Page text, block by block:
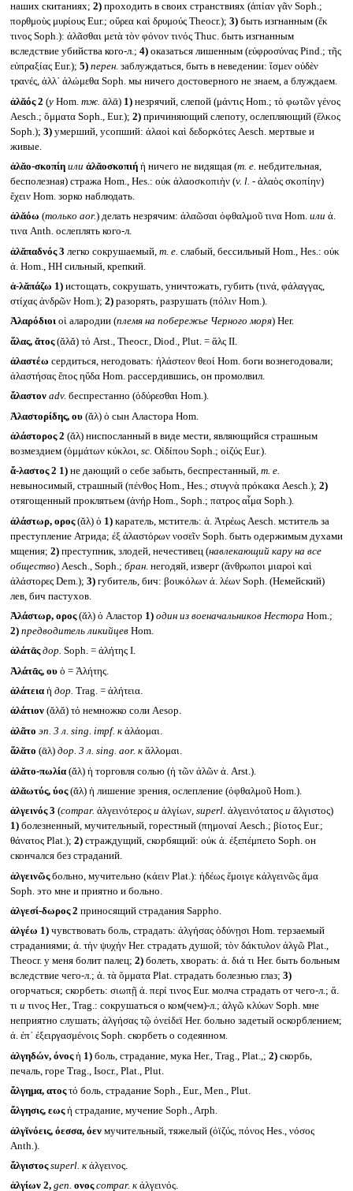
наших скитаниях; 2)проходить в своих странствиях (ἀπίαν γᾶν Soph.;
πορθμοὺς μυρίους Eur.; οὔρεα καὶ δρυμούς Theocr.); 3)быть изгнанным (ἔκ
τινος Soph.): ἀλᾶσθαι μετὰ τὸν φόνον τινός Thuc. быть изгнанным
вследствие убийства кого-л.; 4)оказаться лишенным (εὐφροσύνας Pind.; τῆς
εὐπραξίας Eur.); 5) перен. заблуждаться, быть в неведении: ἴσμεν οὐδὲν
τρανές, ἀλλ᾽ ἀλώμεθα Soph. мы ничего достоверного не знаем, а блуждаем.
ἀλᾰός 2 (уHom. тж. ᾱλᾱ) 1)незрячий, слепой (μάντις Hom.; τὸ φωτῶν γένος
Aesch.; ὄμματα Soph., Eur.); 2)причиняющий слепоту, ослепляющий (ἕλκος
Soph.); 3)умерший, усопший: ἀλαοὶ καὶ δεδορκότες Aesch. мертвые и
живые.
ἀλᾰο-σκοπίη или ἀλᾰοσκοπιή ἡ ничего не видящая (т. е. небдительная,
бесполезная) стража Hom., Hes.: οὐκ ἀλαοσκοπιὴν (v. l. -ἀλαὸς σκοπίην)
ἔχειν Hom. зорко наблюдать.
ἀλᾰόω (только aor.) делать незрячим: ἀλαῶσαι ὀφθαλμοῦ τινα Hom. или ἀ.
τινα Anth. ослеплять кого-л.
ἀλᾰπαδνός 3 легко сокрушаемый, т. е. слабый, бессильный Hom., Hes.: οὐκ
ἀ. Hom., HH сильный, крепкий.
ἀ-λᾰπάζω 1)истощать, сокрушать, уничтожать, губить (τινά, φάλαγγας,
στίχας ἀνδρῶν Hom.); 2)разорять, разрушать (πόλιν Hom.).
Ἀλαρόδιοι οἱ алародии (племя на побережье Черного моря) Her.
ἅλας, ᾰτος(ᾰλᾰ) τό Arst., Theocr., Diod., Plut. = ἅλς II.
ἀλαστέω сердиться, негодовать: ἠλάστεον θεοί Hom. боги вознегодовали;
ἀλαστήσας ἔπος ηὔδα Hom. рассердившись, он промолвил.
ἄλαστον adv. беспрестанно (ὀδύρεσθαι Hom.).
Ἀλαστορίδης, ου(ᾰλ) ὁ сын Аластора Hom.
ἀλάστορος 2 (ᾰλ) ниспосланный в виде мести, являющийся страшным
возмездием (ὀμμάτων κύκλοι, sc. Οἰδίπου Soph.; οἰζύς Eur.).
ἄ-λαστος 2 1)не дающий о себе забыть, беспрестанный,т. е.
невыносимый, страшный (πένθος Hom., Hes.; στυγνὰ πρόκακα Aesch.); 2)
отягощенный проклятьем (ἀνήρ Hom., Soph.; πατρος αἶμα Soph.).
ἀλάστωρ, ορος(ᾰλ) ὁ 1)каратель, мститель: ἀ. Ἀτρέως Aesch. мститель за
преступление Атрида; ἐξ ἀλαστόρων νοσεῖν Soph. быть одержимым духами
мщения; 2)преступник, злодей, нечестивец (навлекающий кару на все
общество) Aesch., Soph.; бран. негодяй, изверг (ἄνθρωποι μιαροὶ καὶ
ἀλάστορες Dem.); 3)губитель, бич: βουκόλων ἀ. λέων Soph. (Немейский)
лев, бич пастухов.
Ἀλάστωρ, ορος(ᾰλ) ὁ Аластор 1) один из военачальников Нестора Hom.;
2) предводитель ликийцевHom.
ἀλάτᾱς дор. Soph. = ἀλήτης I.
Ἀλάτᾱς, ουὁ = Ἀλήτης.
ἀλάτεια ἡ дор. Trag. = ἀλήτεια.
ἀλάτιον(ᾰλᾰ) τό немножко соли Aesop.
ἀλᾶτο эп. 3 л. sing. impf. кἀλάομαι.
ἅλᾰτο (ᾱλ) дор. 3 л. sing. aor. кἅλλομαι.
ἀλᾰτο-πωλία(ᾰλ) ἡ торговля солью (ἡ τῶν ἁλῶν ἁ. Arst.).
ἀλᾰωτύς, ύος(ᾰλ) ἡ лишение зрения, ослепление (ὀφθαλμοῦ Hom.).
ἀλγεινός 3 (compar. ἀλγεινότερος и ἀλγίων, superl. ἀλγεινότατος и ἄλγιστος)
1)болезненный, мучительный, горестный (πημοναί Aesch.; βίοτος Eur.;
θάνατος Plat.); 2)страждущий, скорбящий: οὐκ ἀ. ἐξεπέμπετο Soph. он
скончался без страданий.
ἀλγεινῶςбольно, мучительно (κάειν Plat.): ἡδέως ἔμοιγε κἀλγεινῶς ἅμα
Soph. это мне и приятно и больно.
ἀλγεσί-δωρος 2 приносящий страдания Sappho.
ἀλγέω 1)чувствовать боль, страдать: ἀλγήσας ὀδύνῃσι Hom. терзаемый
страданиями; ἀ. τὴν ψυχήν Her. страдать душой; τὸν δάκτυλον ἀλγῶ Plat.,
Theocr. у меня болит палец; 2)болеть, хворать: ἀ. διά τι Her. быть больным
вследствие чего-л.; ἀ. τὰ ὄμματα Plat. страдать болезнью глаз; 3)
огорчаться; скорбеть: σιωπῇ ἀ. περί τινος Eur. молча страдать от чего-л.; ἄ.
τι и τινος Her., Trag.: сокрушаться о ком(чем)-л.; ἀλγῶ κλύων Soph. мне
неприятно слушать; ἀλγήσας τῷ ὀνείδεϊ Her. больно задетый оскорблением;
ἀ. ἐπ᾽ ἐξειργασμένοις Soph. скорбеть о содеянном.
ἀλγηδών, όνοςἡ 1)боль, страдание, мука Her., Trag., Plat.,; 2)скорбь,
печаль, горе Trag., Isocr., Plat., Plut.
ἄλγημα, ατοςτό боль, страдание Soph., Eur., Men., Plut.
ἄλγησις, εωςἡ страдание, мучение Soph., Arph.
ἀλγῐνόεις, όεσσα, όενмучительный, тяжелый (ὀϊζύς, πόνος Hes., νόσος
Anth.).
ἄλγιστος superl. кἀλγεινος.
ἀλγίων 2, gen. ονος compar. кἀλγεινός.